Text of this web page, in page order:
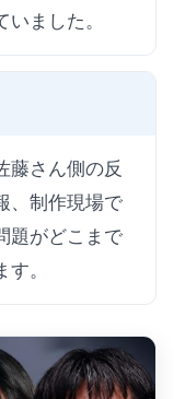
ました。
藤さん側の反
、制作現場で
題がどこまで
。